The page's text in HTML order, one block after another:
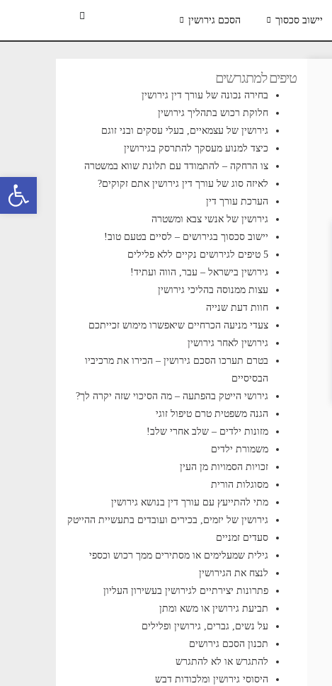
יישוב סכסוך הסכם גירושין
טיפים למתגרשים
בחירה נכונה של עורך דין גירושין
חלוקת רכוש בתהליך גירושין
גירושין של עצמאיים, בעלי עסקים ובני זוגם
כיצד למנוע מעסקך להתרסק בגירושין
צו הרחקה – להתמודד עם תלונת שווא במשטרה
לאיזה סוג של עורך דין גירושין אתם זקוקים?
הערכת עורך דין
גירושין של אנשי צבא ומשטרה
יישוב סכסוך בגירושים – לסיים בטעם טוב!
5 טיפים לגירושים נקיים ללא פלילים
גירושין בישראל – עבר, הווה ועתיד!
עצות ממנוסה בהליכי גירושין
חוות דעת שנייה
צעדי מניעה הכרחיים שיאפשרו מימוש זכייתכם
גירושין לאחר גירושין
בטרם תערכו הסכם גירושין – הכירו את מרכיביו
הבסיסיים
גירושי הייטק בהפתעה – מה הסיכוי שזה יקרה לך?
הגנה משפטית טרם טיפול זוגי
מזונות ילדים – שלב אחרי שלב!
משמורת ילדים
זכויות הסמויות מן העין
מסוגלות הורית
מתי להתייעץ עם עורך דין בנושא גירושין
גירושין של יזמים, בכירים ועובדים בתעשיית ההייטק
סעדים זמניים
גילית שמעלימים או מסתירים ממך רכוש וכספי
לנצח את הגירושין
פתרונות יצירתיים לגירושין בעשירון העליון
תביעת גירושין או משא ומתן
על נשים, גברים, גירושין ופלילים
תכנון הסכם גירושים
להתגרש או לא להתגרש
היסוסי גירושין ומלכודות דבש
פתח